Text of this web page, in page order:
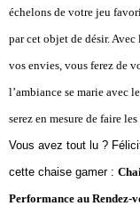
échelons de votre jeu
par cet objet de désir.
vos envies, vous ferez de
l’ambiance se marie avec
serez en mesure de faire
Vous avez tout lu ?
cette chaise gamer :
Performance au Rendez-